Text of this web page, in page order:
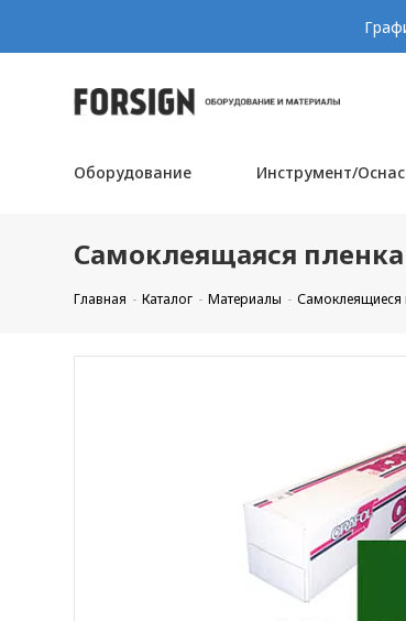
Оборудование Инструмент/
Самоклеящаяся
Главная Каталог Материалы Самоклеящиеся